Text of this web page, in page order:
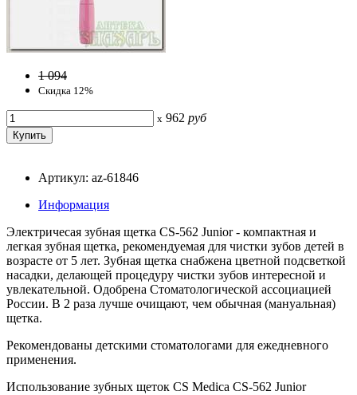
1 094
Скидка 12%
x 962 руб
Артикул: az-61846
Информация
Электричесая зубная щетка CS-562 Junior - компактная и
легкая зубная щетка, рекомендуемая для чистки зубов детей в
возрасте от 5 лет. Зубная щетка снабжена цветной подсветкой
насадки, делающей процедуру чистки зубов интересной и
увлекательной. Одобрена Стоматологической ассоциацией
России. В 2 раза лучше очищают, чем обычная (мануальная)
щетка.
Рекомендованы детскими стоматологами для ежедневного
применения.
Использование зубных щеток СS Medica СS-562 Junior